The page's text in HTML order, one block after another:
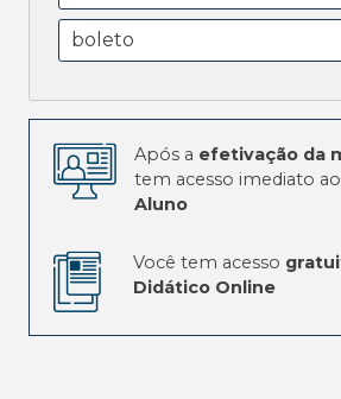
boleto
Após a efetivação da
tem acesso imediato
Aluno
Você tem acesso
Didático Online